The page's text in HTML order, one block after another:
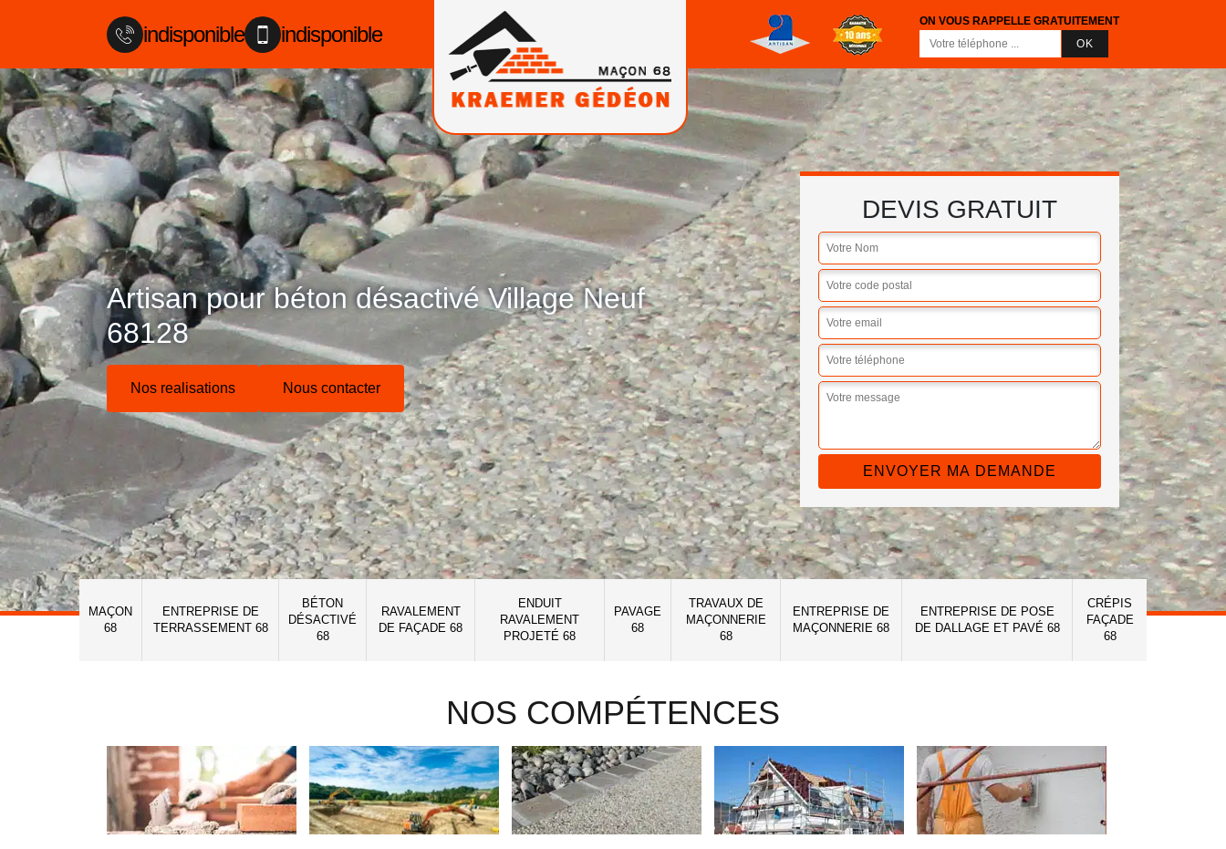
indisponible indisponible
ON VOUS RAPPELLE GRATUITEMENT
Artisan pour béton désactivé Village Neuf
68128
Nos realisations Nous contacter
DEVIS GRATUIT
MAÇON
68
ENTREPRISE DE
TERRASSEMENT 68
BÉTON
DÉSACTIVÉ
68
RAVALEMENT
DE FAÇADE 68
ENDUIT
RAVALEMENT
PROJETÉ 68
PAVAGE
68
TRAVAUX DE
MAÇONNERIE
68
ENTREPRISE DE
MAÇONNERIE 68
ENTREPRISE DE POSE
DE DALLAGE ET PAVÉ 68
CRÉPIS
FAÇADE
68
NOS COMPÉTENCES